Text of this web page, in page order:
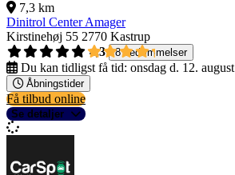
7,3 km
Dinitrol Center Amager
Kirstinehøj 55 2770 Kastrup
4,3
8 bedømmelser
Du kan tidligst få tid: onsdag d. 12. august
Åbningstider
Få tilbud online
Se detaljer